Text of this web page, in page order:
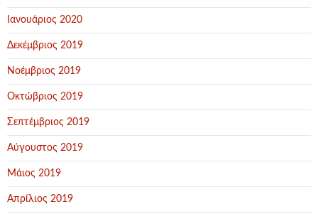
Ιανουάριος 2020
Δεκέμβριος 2019
Νοέμβριος 2019
Οκτώβριος 2019
Σεπτέμβριος 2019
Αύγουστος 2019
Μάιος 2019
Απρίλιος 2019